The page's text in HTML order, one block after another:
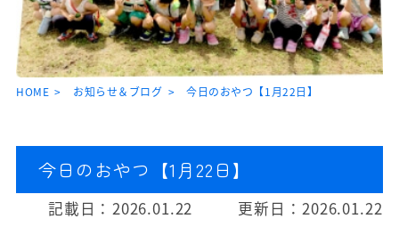
HOME お知らせ＆ブログ 今日のおやつ【1月22日】
今日のおやつ【1月22日】
記載日： 2026.01.22 更新日： 2026.01.22